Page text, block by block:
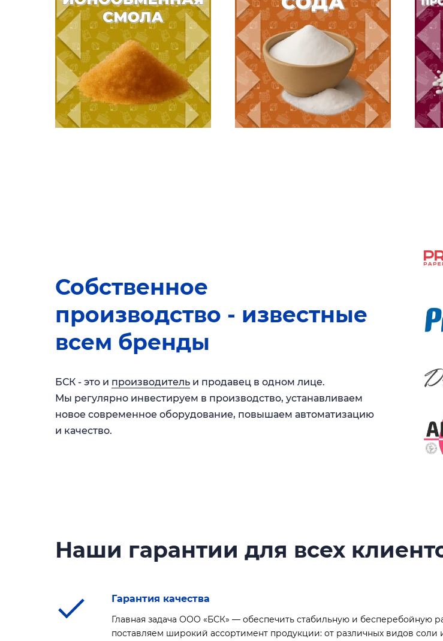
Собственное
производство - известные
всем бренды
БСК - это и производитель и продавец в одном лице.
Мы регулярно инвестируем в производство, устанавливаем
новое современное оборудование, повышаем автоматизацию
и качество.
Наши гарантии для всех
Гарантия качества
Главная задача ООО «БСК» — обеспечить стабильную и бесперебойную
поставляем широкий ассортимент продукции: от различных видов